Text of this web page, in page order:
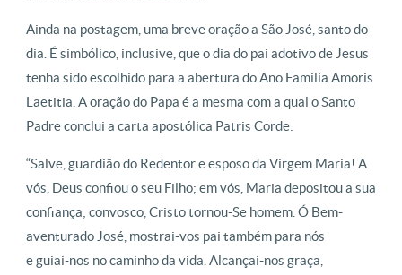
Ainda na postagem, uma breve oração a São José, santo do
dia. É simbólico, inclusive, que o dia do pai adotivo de Jesus
tenha sido escolhido para a abertura do Ano Familia Amoris
Laetitia. A oração do Papa é a mesma com a qual o Santo
Padre conclui a carta apostólica Patris Corde:
“Salve, guardião do Redentor e esposo da Virgem Maria! A
vós, Deus confiou o seu Filho; em vós, Maria depositou a sua
confiança; convosco, Cristo tornou-Se homem. Ó Bem-
aventurado José, mostrai-vos pai também para nós
e guiai-nos no caminho da vida. Alcançai-nos graça,